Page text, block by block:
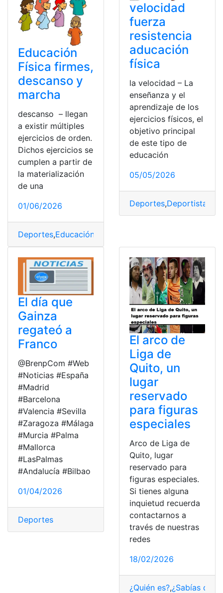
Educación
Física firmes,
descanso y
marcha
descanso – llegan
a existir múltiples
ejercicios de orden.
Dichos ejercicios se
cumplen a partir de
la materialización
de una
01/06/2026
Deportes,Educación
velocidad
fuerza
resistencia
aducación
física
la velocidad – La
enseñanza y el
aprendizaje de los
ejercicios físicos, el
objetivo principal
de este tipo de
educación
05/05/2026
Deportes,Deportista
El día que
Gainza
regateó a
Franco
@BrenpCom #Web
#Noticias #España
#Madrid
#Barcelona
#Valencia #Sevilla
#Zaragoza #Málaga
#Murcia #Palma
#Mallorca
#LasPalmas
#Andalucía #Bilbao
01/04/2026
Deportes
El arco de
Liga de
Quito, un
lugar
reservado
para figuras
especiales
Arco de Liga de
Quito, lugar
reservado para
figuras especiales.
Si tienes alguna
inquietud recuerda
contactarnos a
través de nuestras
redes
18/02/2026
¿Quién es?,¿Sabías qué?